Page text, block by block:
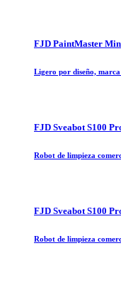
FJD PaintMaster
Ligero por diseño,
FJD Sveabot S100
Robot de limpieza
FJD Sveabot S100
Robot de limpieza